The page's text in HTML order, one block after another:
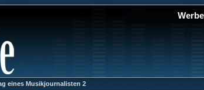
eines Musikjournalisten 2